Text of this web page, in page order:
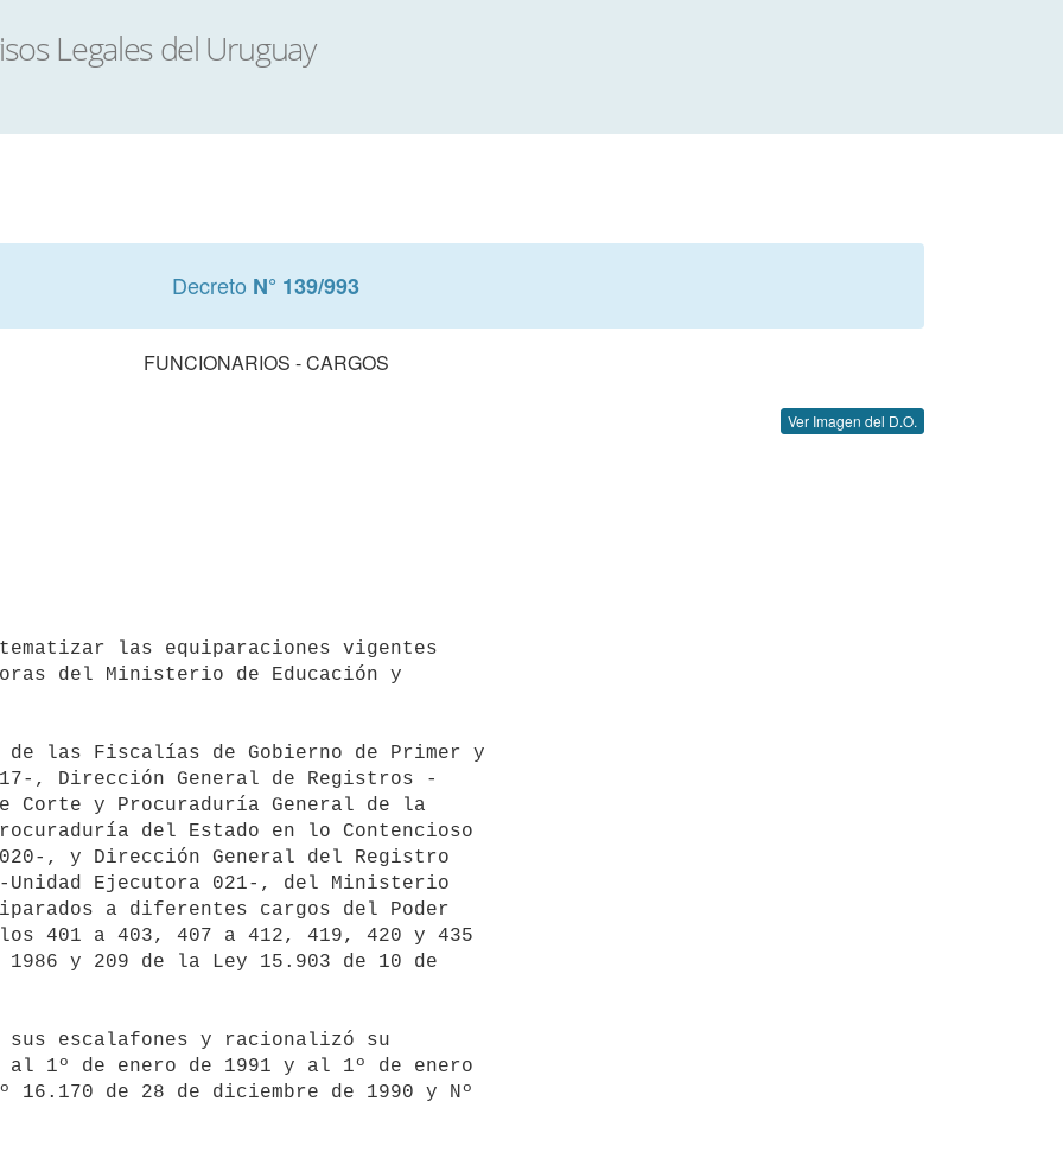
Decreto N° 139/993
FUNCIONARIOS - CARGOS
Ver Imagen del D.O.
del Ministerio de Educación y
, Dirección General de Registros -
Corte y Procuraduría General de la
del Estado en lo Contencioso
, y Dirección General del Registro
Ejecutora 021-, del Ministerio
a diferentes cargos del Poder
401 a 403, 407 a 412, 419, 420 y 435
y 209 de la Ley 15.903 de 10 de
1º de enero de 1991 y al 1º de enero
16.170 de 28 de diciembre de 1990 y Nº